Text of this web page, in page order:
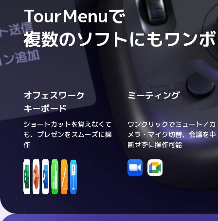
TourMenuで
複数のソフトにもワン
オフェスワーク
キーボード
ミーティング
ショートカットを覚えなくて
も、プレゼンをスムーズに操
作
ワンクリックでミュート／カ
メラ・マイク切替、会議を中
断せずに操作可能